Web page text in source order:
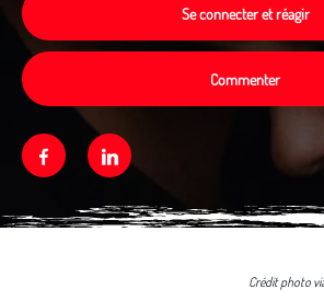
Se connecter et réagir
Commenter
FacebookLinkedin
Crédit photo